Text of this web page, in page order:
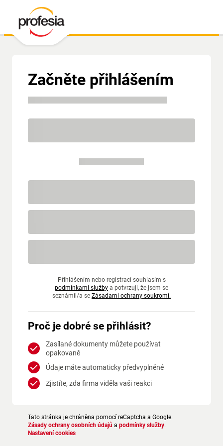
Začněte přihlášením
Přihlášením nebo registrací souhlasím s
podmínkami služby a potvrzuji, že jsem se
seznámil/a se Zásadami ochrany soukromí.
Proč je dobré se přihlásit?
Zasílané dokumenty můžete používat
opakovaně
Údaje máte automaticky předvyplněné
Zjistíte, zda firma viděla vaši reakci
Tato stránka je chráněna pomocí reCaptcha a Google.
Zásady ochrany osobních údajů a podmínky služby.
Nastavení cookies